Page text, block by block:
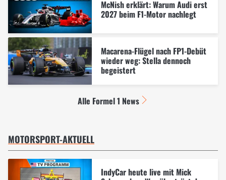
McNish erklärt: Warum Audi erst
2027 beim F1-Motor nachlegt
Macarena-Flügel nach FP1-Debüt
wieder weg: Stella dennoch
begeistert
Alle Formel 1 News
MOTORSPORT-AKTUELL
IndyCar heute live mit Mick